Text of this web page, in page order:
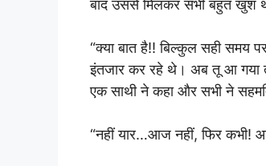
बाद उससे मिलकर सभी बहुत
“क्या बात है!! बिल्कुल सही समय
इंतजार कर रहे थे। अब तू आ गया
एक साथी ने कहा और सभी ने
“नहीं यार…आज नहीं, फिर कभी!